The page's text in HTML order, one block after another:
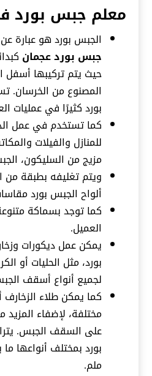
معلم جبس بورد
الجبس بورد هو عبارة
جبس بوردعجمان
حيث يتم تركيبها
المصنوع من
بورد كثيرًا في عمليات
كما تستخدم في عمل
للمنازل والفيلات
مزيج من السليكون،
ويتم تغليفه بطبقة من
ألواح الجبس بورد
كما توجد بسماكة
العميل.
يمكن عمل ديكورات
بورد، مثل الحليات أو
لجميع أنواع أسقف
كما يمكن طلاء الزخارف
مختلفة، لإضفاء المزيد
على السقف الجبس.
ملم.